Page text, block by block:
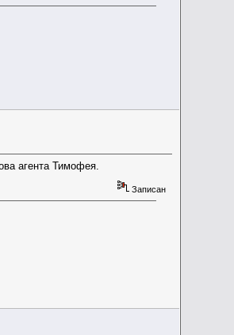
агента Тимофея.
Записан